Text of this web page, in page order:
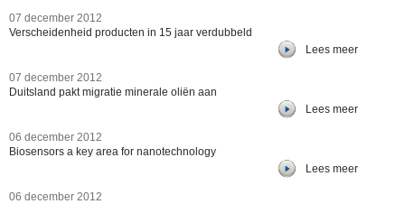
07 december 2012
Verscheidenheid producten in 15 jaar verdubbeld
Lees meer
07 december 2012
Duitsland pakt migratie minerale oliën aan
Lees meer
06 december 2012
Biosensors a key area for nanotechnology
Lees meer
06 december 2012